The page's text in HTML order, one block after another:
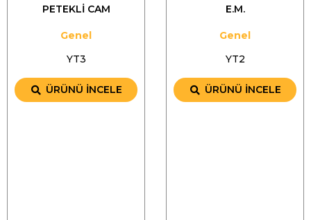
PETEKLİ CAM
Genel
YT3
ÜRÜNÜ İNCELE
E.M.
Genel
YT2
ÜRÜNÜ İNCELE